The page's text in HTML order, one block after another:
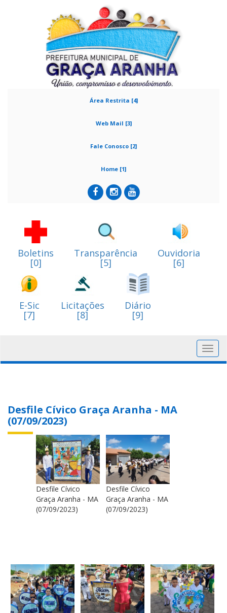
Área Restrita [4]
Web Mail [3]
Fale Conosco [2]
Home [1]
Boletins
[0]
Transparência
[5]
Ouvidoria
[6]
E-Sic
[7]
Licitações
[8]
Diário
[9]
Desfile Cívico Graça Aranha - MA
(07/09/2023)
Desfile Cívico
Graça Aranha - MA
(07/09/2023)
Desfile Cívico
Graça Aranha - MA
(07/09/2023)